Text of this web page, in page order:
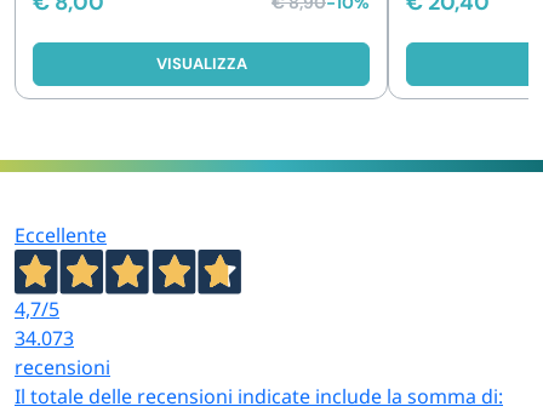
VISUALIZZA
Eccellente
4,7/5
34.073
recensioni
Il totale delle recensioni indicate include la somma di: